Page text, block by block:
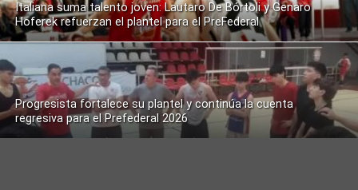
Italiana suma talento joven: Lautaro De Bórtoli y Genaro
Hoferek refuerzan el plantel para el PreFederal
Progresista fortalece su plantel y continúa la cuenta
regresiva para el Prefederal 2026